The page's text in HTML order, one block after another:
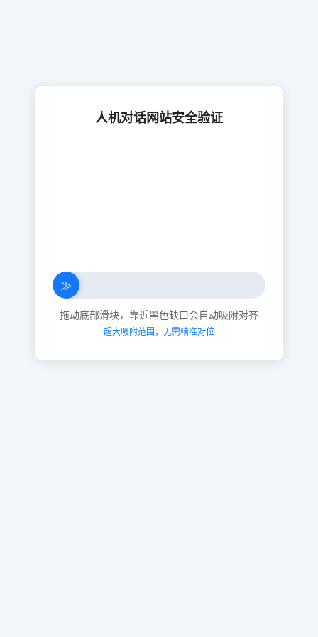
人机对话网站安全验证
≫
拖动底部滑块，靠近黑色缺口会自动吸附对齐
超大吸附范围，无需精准对位